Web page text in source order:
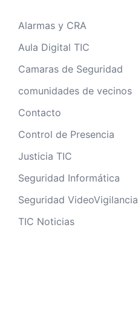
Alarmas y CRA
Aula Digital TIC
Camaras de Seguridad
comunidades de vecinos
Contacto
Control de Presencia
Justicia TIC
Seguridad Informática
Seguridad VideoVigilancia
TIC Noticias